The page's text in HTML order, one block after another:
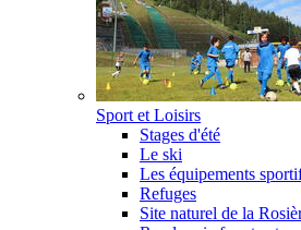
Sport et Loisirs
Stages d'été
Le ski
Les équipements
Refuges
Site naturel de la